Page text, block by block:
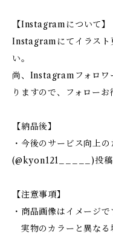
【Instagramについて】
Instagramにてイラスト
い。
尚、Instagramフォロワ
りますので、フォロー
【納品後】
・今後のサービス向上
(@kyon121_____)投稿
【注意事項】
・商品画像はイメージで
実物のカラーと異なる